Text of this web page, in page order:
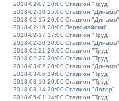
2018-02-07 20:00Стадион "Труд"
2018-02-10 15:00Стадион "Динамо"
2018-02-15 20:00Стадион "Динамо"
2018-02-16 20:00Первомайский
2018-02-17 17:00Стадион "Труд"
2018-02-20 20:00Стадион "Динамо"
2018-02-21 20:00Стадион "Труд"
2018-02-27 20:00Стадион "Труд"
2018-03-02 20:00Стадион "Динамо"
2018-03-06 19:00Стадион "Труд"
2018-03-10 20:00Стадион "Труд"
2018-03-14 20:00Стадион "Лотор"
2018-05-01 14:00Стадион "Труд"